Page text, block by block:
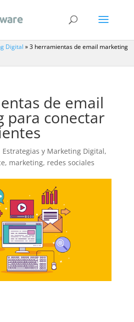
Digital »3 herramientas de email marketing
de email
para conectar
Estrategias y Marketing Digital,
marketing, redes sociales